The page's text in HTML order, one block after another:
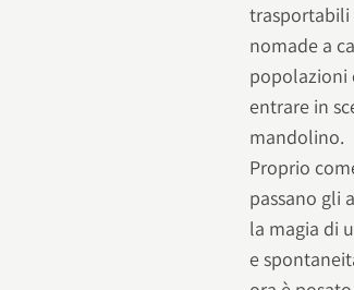
trasportabili
nomade a
popolazioni
entrare in
mandolino.
Proprio
passano gli
la magia di
e